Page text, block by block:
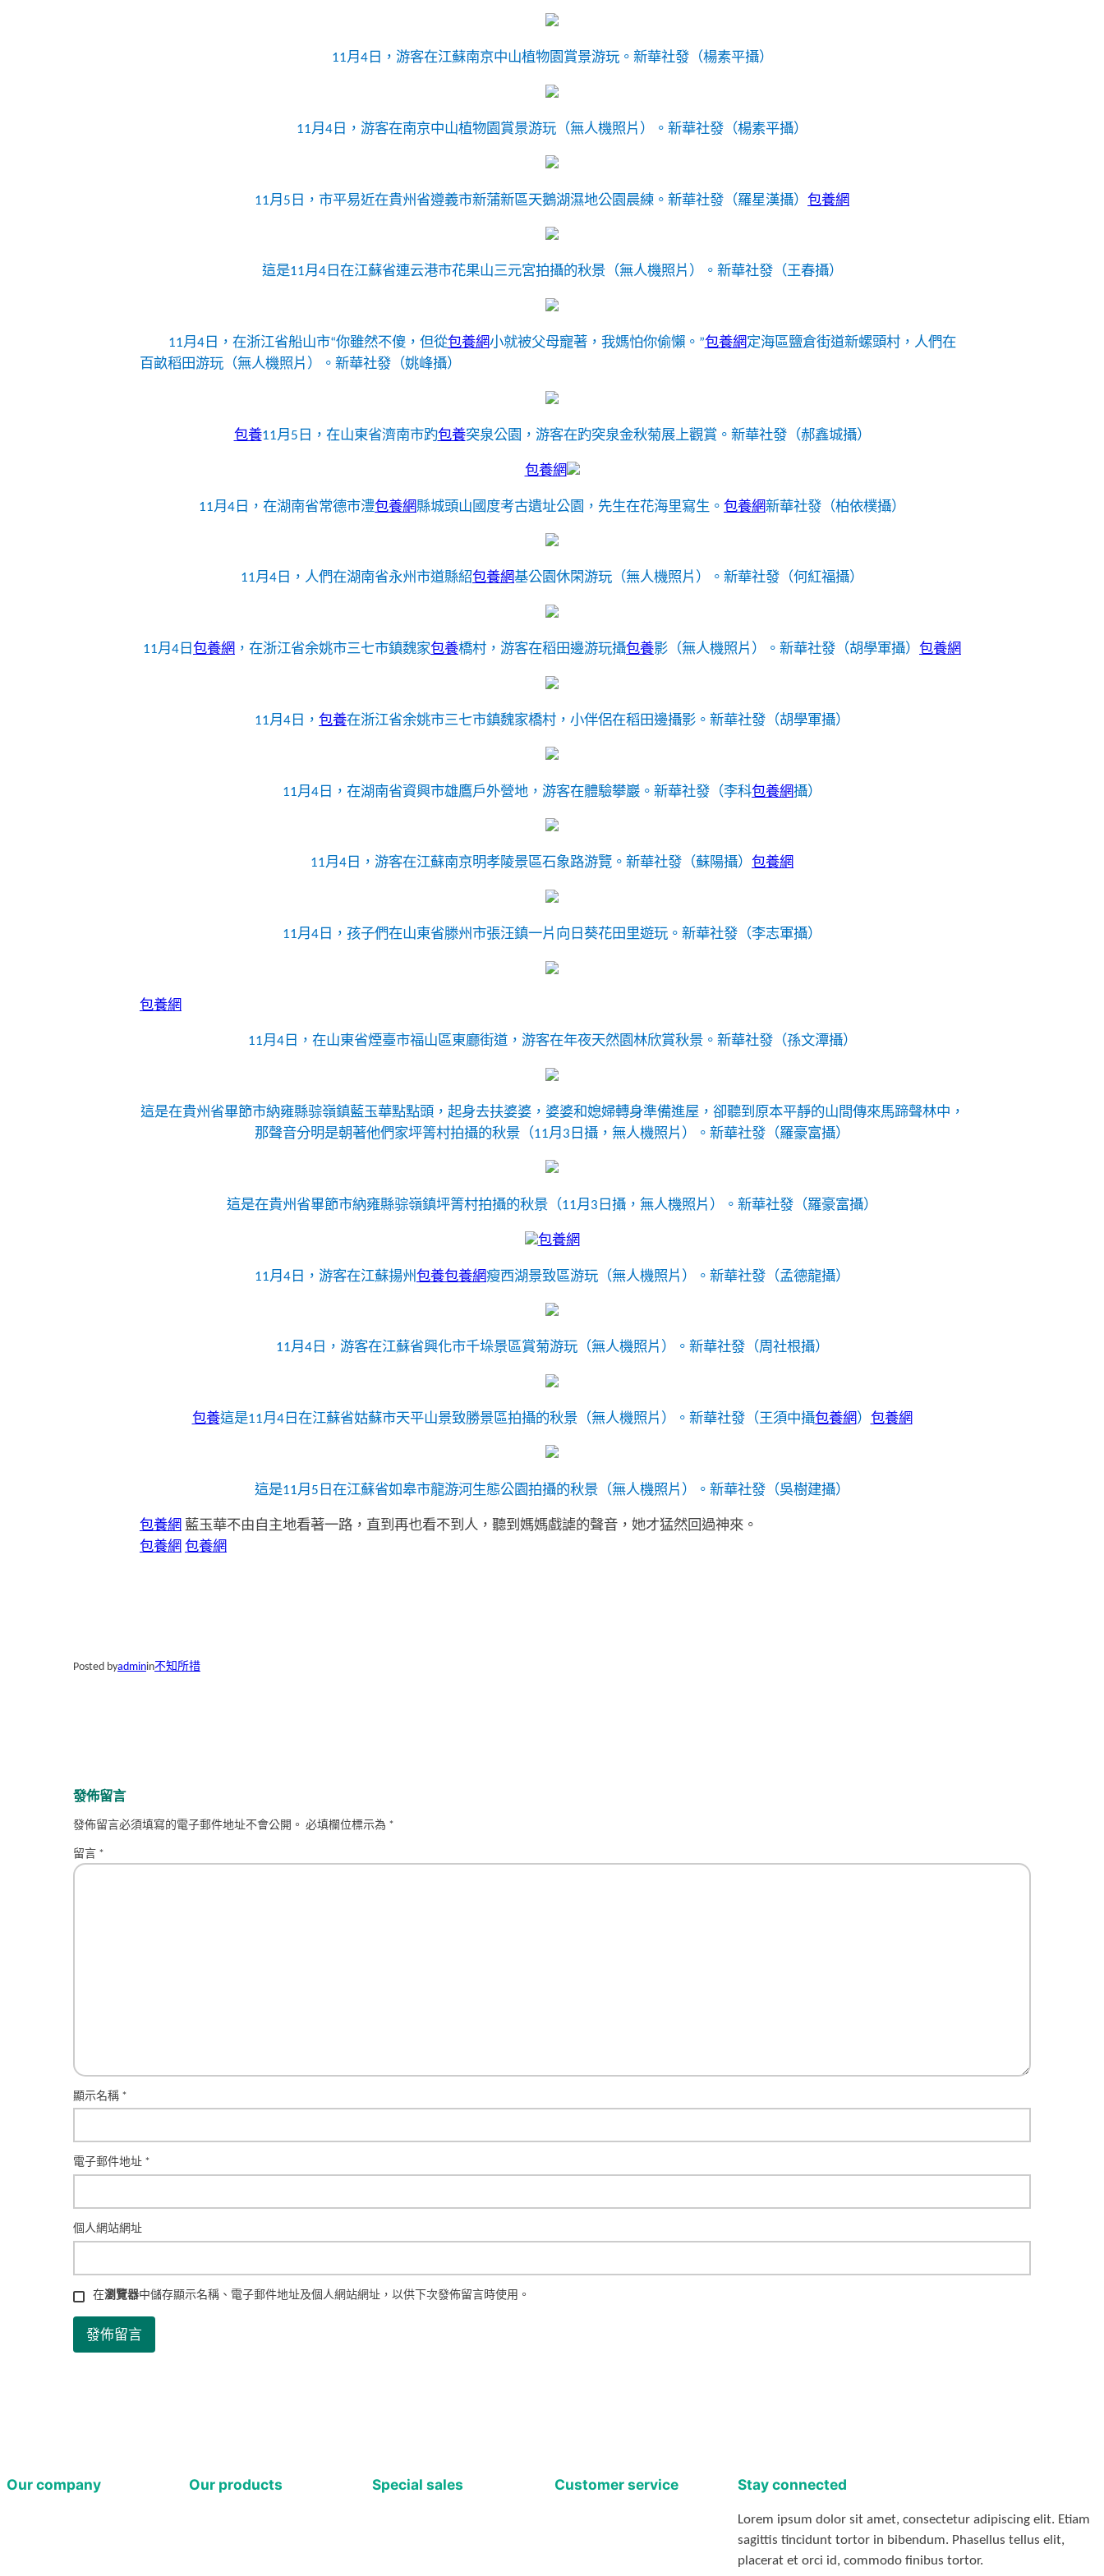
11月4日，游客在江蘇南京中山植物園賞景游玩。 新華社發（楊素平攝）
11月4日，游客在南京中山植物園賞景游玩（無人機照片）。 新華社發（楊素平攝）
11月5日，市平易近在貴州省遵義市新蒲新區天鵝湖濕地公園晨練。 新華社發（羅星漢攝） 包養網
這是11月4日在江蘇省連云港市花果山三元宮拍攝的秋景（無人機照片）。 新華社發（王春攝）
11月4日，在浙江省船山市“你雖然不傻，但從包養網小就被父母寵著，我媽怕你偷懶。”包養網定海區鹽倉街道新螺頭村，人們在
百畝稻田游玩（無人機照片）。 新華社發（姚峰攝）
包養11月5日，在山東省濟南市趵包養突泉公園，游客在趵突泉金秋菊展上觀賞。 新華社發（郝鑫城攝）
包養網
11月4日，在湖南省常德市澧包養網縣城頭山國度考古遺址公園，先生在花海里寫生。 包養網新華社發（柏依樸攝）
11月4日，人們在湖南省永州市道縣紹包養網基公園休閑游玩（無人機照片）。 新華社發（何紅福攝）
11月4日 包養網 ，在浙江省余姚市三七市鎮魏家包養橋村，游客在稻田邊游玩攝包養影（無人機照片）。 新華社發（胡學軍攝） 包養網
11月4日， 包養在浙江省余姚市三七市鎮魏家橋村，小伴侶在稻田邊攝影。 新華社發（胡學軍攝）
11月4日，在湖南省資興市雄鷹戶外營地，游客在體驗攀巖。 新華社發（李科包養網攝）
11月4日，游客在江蘇南京明孝陵景區石象路游覽。 新華社發（蘇陽攝） 包養網
11月4日，孩子們在山東省滕州市張汪鎮一片向日葵花田里遊玩。 新華社發（李志軍攝）
包養網
11月4日，在山東省煙臺市福山區東廳街道，游客在年夜天然園林欣賞秋景。 新華社發（孫文潭攝）
這是在貴州省畢節市納雍縣骔嶺鎮藍玉華點點頭，起身去扶婆婆，婆婆和媳婦轉身準備進屋，卻聽到原本平靜的山間傳來馬蹄聲林中，
那聲音分明是朝著他們家坪箐村拍攝的秋景（11月3日攝，無人機照片）。 新華社發（羅豪富攝）
這是在貴州省畢節市納雍縣骔嶺鎮坪箐村拍攝的秋景（11月3日攝，無人機照片）。 新華社發（羅豪富攝）
包養網
11月4日，游客在江蘇揚州包養包養網瘦西湖景致區游玩（無人機照片）。 新華社發（孟德龍攝）
11月4日，游客在江蘇省興化市千垛景區賞菊游玩（無人機照片）。 新華社發（周社根攝）
包養這是11月4日在江蘇省姑蘇市天平山景致勝景區拍攝的秋景（無人機照片）。 新華社發（王須中攝包養網 ） 包養網
這是11月5日在江蘇省如皋市龍游河生態公園拍攝的秋景（無人機照片）。 新華社發（吳樹建攝）
包養網 藍玉華不由自主地看著一路，直到再也看不到人，聽到媽媽戲謔的聲音，她才猛然回過神來。
包養網 包養網
Posted byadminin不知所措
發佈留言
發佈留言必須填寫的電子郵件地址不會公開。 必填欄位標示為 *
留言 *
顯示名稱 *
電子郵件地址 *
個人網站網址
在瀏覽器中儲存顯示名稱、電子郵件地址及個人網站網址，以供下次發佈留言時使用。
Our company Our products Special sales Customer service Stay connected
Lorem ipsum dolor sit amet, consectetur adipiscing elit. Etiam
sagittis tincidunt tortor in bibendum. Phasellus tellus elit,
placerat et orci id, commodo finibus tortor.